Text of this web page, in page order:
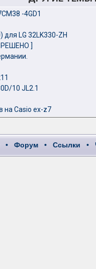
-4GD1
LG 32LK330-ZH
РЕШЕНО ]
10 JL2.1
на Сasio ex-z7
• Форум • Ссылки •